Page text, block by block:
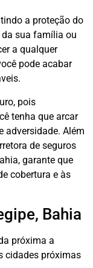
a proteção do
sua família ou
a qualquer
pode acabar
pois
tenha que arcar
adversidade. Além
de seguros
garante que
cobertura e às
Bahia
próxima a
cidades próximas